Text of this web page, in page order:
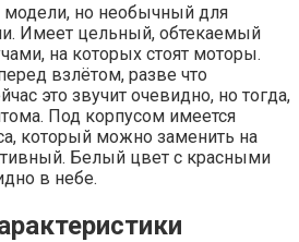
модели, но необычный для
Имеет цельный, обтекаемый
на которых стоят моторы.
взлётом, разве что
это звучит очевидно, но тогда,
Под корпусом имеется
который можно заменить на
Белый цвет с красными
в небе.